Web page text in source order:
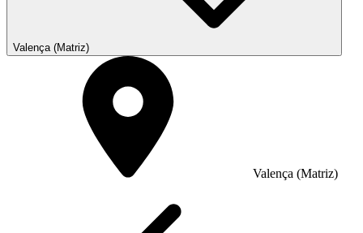
Valença (Matriz)
Valença (Matriz)